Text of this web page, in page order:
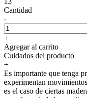
Cantidad
-
+
Agregar al carrito
Cuidados del producto
+
Es importante que tenga
experimentan
es el caso de ciertas